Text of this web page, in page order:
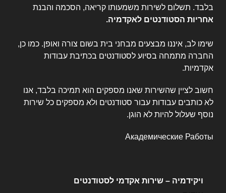
בלבד. תשלום לשירות משמעותו קריאה, הסכמה והבנת
אחריות הסטודנטים לאקדמיה.
שימו לב, איננו מבצעים מבחני בית בשום צורה ואופן. כמו כן,
החברה מתמחה בסיוע לסטודנטים בכתיבת עבודות
אקדמיות.
חשוב לציין שהשירות שאנו מספקים הוא תמיכה בלבד, אנו
לא כותבים עבודות עבור סטודנטים ולא מספקים כל שירות
נוסף שעלול להיות לא הוגן.
Академические Работы
ויקידמיה – שירות אקדמי לסטודנטים